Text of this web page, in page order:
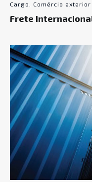
Cargo Comércio exterior
Frete